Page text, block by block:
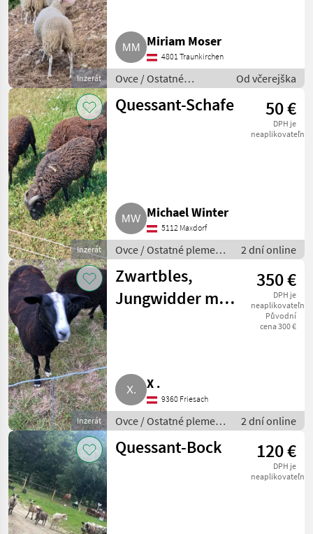
Inzerát
Miriam Moser
4801 Traunkirchen
Ovce / Ostatné
plemená oviec
Od včerejška
Inzerát
Quessant-Schafe 50 €
DPH je
neaplikovateľné
Michael Winter
5112 Maxdorf
Ovce / Ostatné plemená
oviec
2 dní online
Inzerát
Zwartbles,
Jungwidder mit
350 €
DPH je
neaplikovateľné
Původní
cena 300 €
X .
9360 Friesach
Ovce / Ostatné plemená
oviec
2 dní online
Quessant-Bock 120 €
DPH je
neaplikovateľné